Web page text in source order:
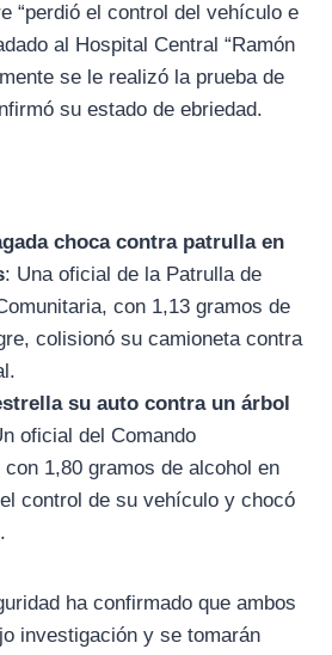
“perdió el control del vehículo e
al Hospital Central “Ramón
se le realizó la prueba de
su estado de ebriedad.
choca contra patrulla en
: Una oficial de la Patrulla de
con 1,13 gramos de
colisionó su camioneta contra
su auto contra un árbol
oficial del Comando
con 1,80 gramos de alcohol en
control de su vehículo y chocó
ha confirmado que ambos
investigación y se tomarán